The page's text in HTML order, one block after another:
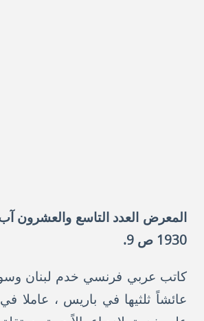
المعرض العدد التاسع والعشرون
1930 ص 9.
كاتب عربي فرنسي خدم لبنان
عائشاً ثلثيها في باريس ، عاملا